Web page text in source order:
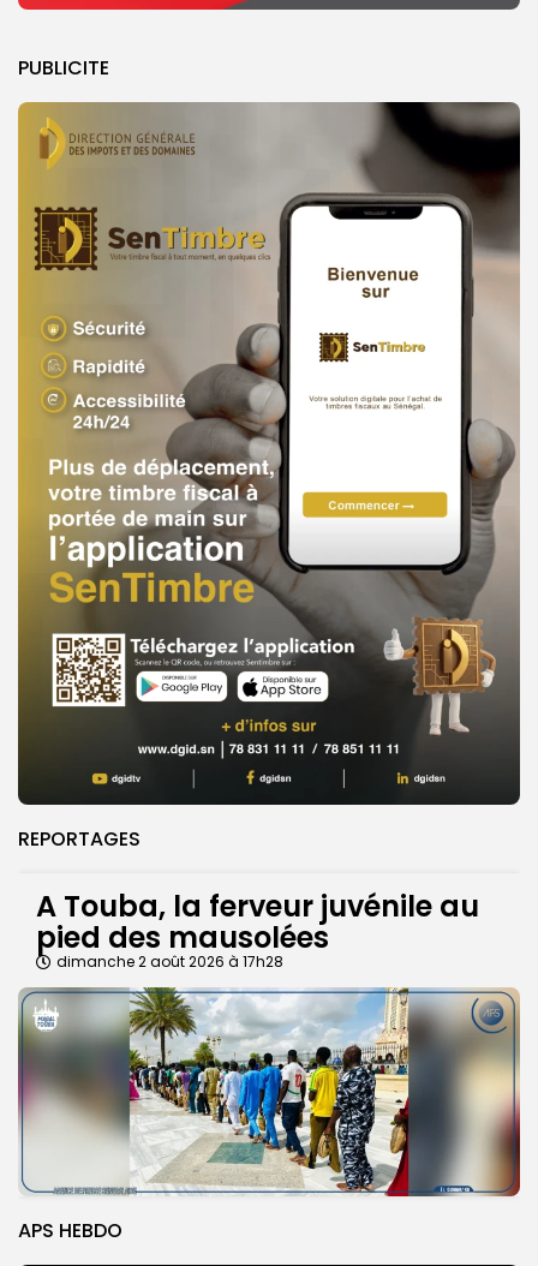
PUBLICITE
REPORTAGES
A Touba, la ferveur juvénile au
pied des mausolées
dimanche 2 août 2026 à 17h28
APS HEBDO